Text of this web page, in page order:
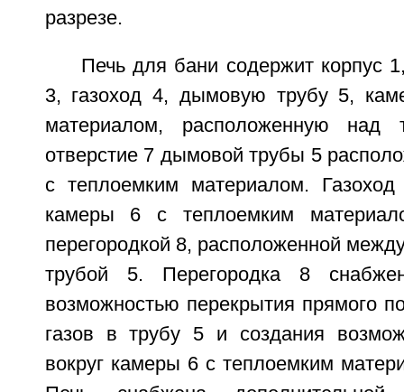
разрезе.
Печь для бани содержит корпус
3, газоход 4, дымовую трубу 5,
материалом, расположенную над
отверстие 7 дымовой трубы 5
с теплоемким материалом.
камеры 6 с теплоемким
перегородкой 8, расположенной
трубой 5. Перегородка 8
возможностью перекрытия прямого
газов в трубу 5 и создания
вокруг камеры 6 с теплоемким